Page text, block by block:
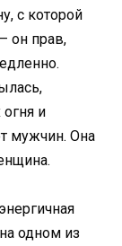
с которой
он прав,
и
мужчин. Она
одном из